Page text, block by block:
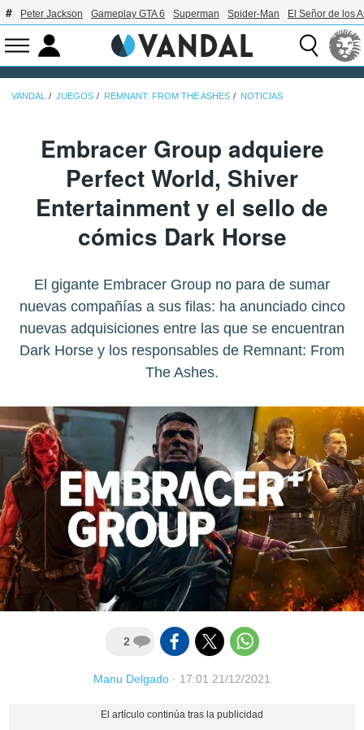
Peter Jackson Gameplay GTA 6 Superman Spider-Man El Señor de los
VANDAL JUEGOS REMNANT: FROM THE ASHES NOTICIAS
Embracer Group adquiere
Perfect World, Shiver
Entertainment y el sello de
cómics Dark Horse
El gigante Embracer Group no para de sumar
nuevas compañías a sus filas: ha anunciado cinco
nuevas adquisiciones entre las que se encuentran
Dark Horse y los responsables de Remnant: From
The Ashes.
2
Manu Delgado · 17:01 21/12/2021